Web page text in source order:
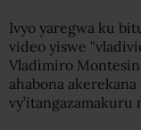
Ivyo yaregwa ku
video yiswe
Vladimiro
ahabona
vy’itangazamakuru